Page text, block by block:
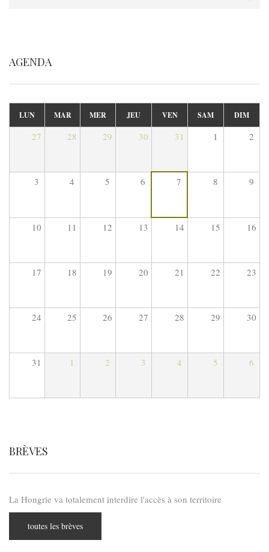
AGENDA
LUN MAR MER JEU VEN SAM DIM
27 28 29 30 31 1 2
3 4 5 6 7 8 9
10 11 12 13 14 15 16
17 18 19 20 21 22 23
24 25 26 27 28 29 30
31 1 2 3 4 5 6
BRÈVES
La Hongrie va totalement interdire l'accès à son territoire
toutes les brèves